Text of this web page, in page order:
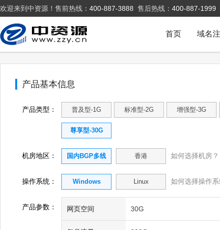
欢迎来到中资源！售前热线： 400-887-3888 售后热线： 400-887-1999
域名
首页
产品基本信息
产品类型： 普及型-1G 标准型-2G 增强型-3G
尊享型-30G
机房地区： 国内BGP多线 香港 如何选择机房？
操作系统： Windows Linux 如何选择操作
产品参数： 网页空间 30G